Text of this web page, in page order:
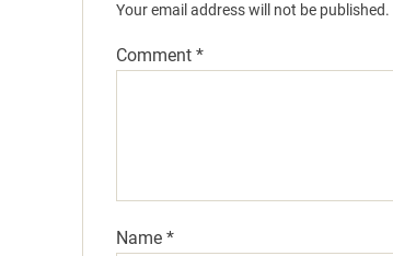
Your email address will not be published.
Comment *
Name *